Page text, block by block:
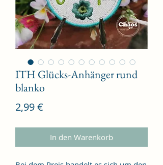
ITH Glücks-Anhänger rund
blanko
2,99 €
In den Warenkorb